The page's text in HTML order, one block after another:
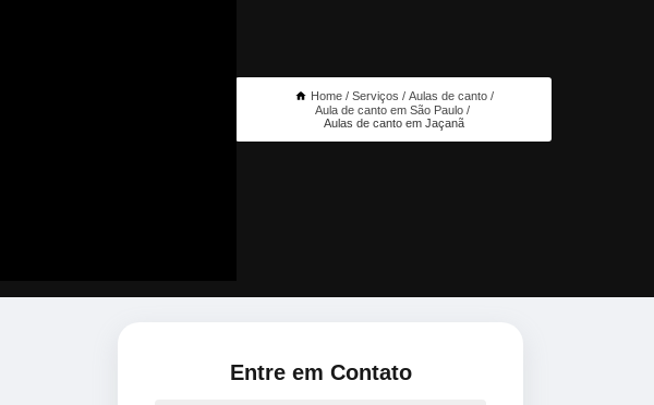
Home Serviços
Aulas de canto
Aula de canto em São Paulo
Aulas de canto em Jaçanã
Entre em Contato